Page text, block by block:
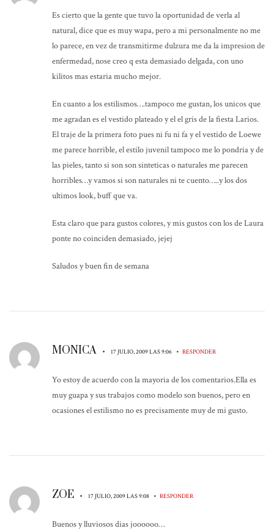
Es cierto que la gente que tuvo la oportunidad de verla al
natural, dice que es muy wapa, pero a mi personalmente no me
lo parece, en vez de transmitirme dulzura me da la impresion de
enfermedad, nose creo q esta demasiado delgada, con uno
kilitos mas estaria mucho mejor.
En cuanto a los estilismos….tampoco me gustan, los unicos que
me agradan es el vestido plateado y el el gris de la fiesta Larios.
El traje de la primera foto pues ni fu ni fa y el vestido de Loewe
me parece horrible, el estilo juvenil tampoco me lo pondria y de
las pieles, tanto si son son sinteticas o naturales me parecen
horribles…y vamos si son naturales ni te cuento…..y los dos
ultimos look, buff que va.
Esta claro que para gustos colores, y mis gustos con los de Laura
ponte no coinciden demasiado, jejej
Saludos y buen fin de semana
MONICA • 17 JULIO, 2009 LAS 9:06 • RESPONDER
Yo estoy de acuerdo con la mayoria de los comentarios.Ella es
muy guapa y sus trabajos como modelo son buenos, pero en
ocasiones el estilismo no es precisamente muy de mi gusto.
ZOE • 17 JULIO, 2009 LAS 9:08 • RESPONDER
Buenos y lluviosos dias joooooo…